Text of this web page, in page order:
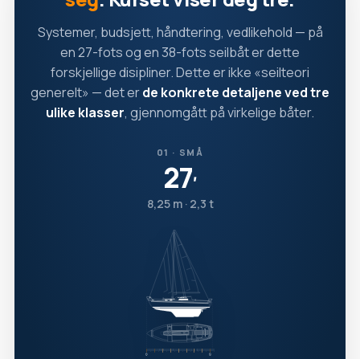
Systemer, budsjett, håndtering, vedlikehold — på
en 27-fots og en 38-fots seilbåt er dette
forskjellige disipliner. Dette er ikke «seilteori
generelt» — det erde konkrete detaljene ved tre
ulike klasser, gjennomgått på virkelige båter.
01 · SMÅ
27′
8,25 m · 2,3 t